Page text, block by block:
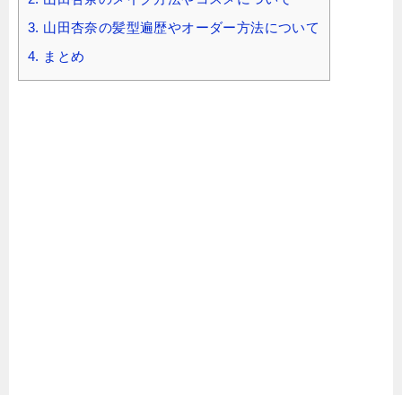
3. 山田杏奈の髪型遍歴やオーダー方法について
4. まとめ